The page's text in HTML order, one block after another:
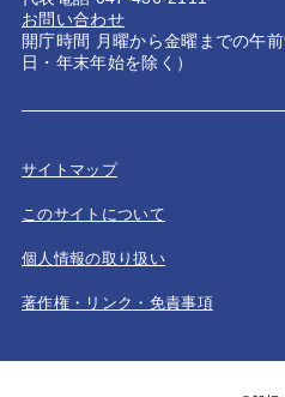
お問い合わせ
開庁時間 月曜から金曜までの午
日・年末年始を除く）
サイトマップ
このサイトについて
個人情報の取り扱い
著作権・リンク・免責事項